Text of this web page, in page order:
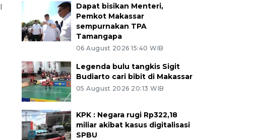
Dapat bisikan Menteri,
Pemkot Makassar
sempurnakan TPA
Tamangapa
06 August 2026 15:40 WIB
Legenda bulu tangkis Sigit
Budiarto cari bibit di Makassar
05 August 2026 20:13 WIB
KPK : Negara rugi Rp322,18
miliar akibat kasus digitalisasi
SPBU